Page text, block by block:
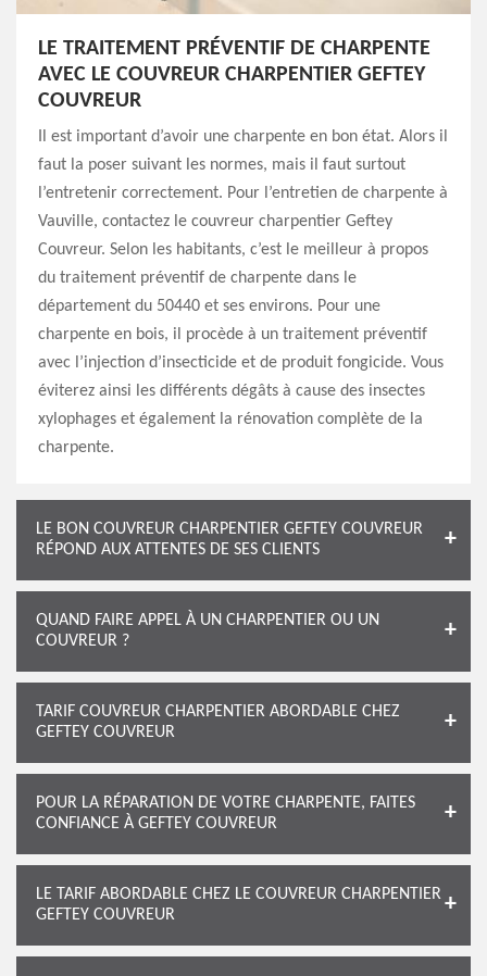
LE TRAITEMENT PRÉVENTIF DE CHARPENTE
AVEC LE COUVREUR CHARPENTIER GEFTEY
COUVREUR
Il est important d’avoir une charpente en bon état. Alors il
faut la poser suivant les normes, mais il faut surtout
l’entretenir correctement. Pour l’entretien de charpente à
Vauville, contactez le couvreur charpentier Geftey
Couvreur. Selon les habitants, c’est le meilleur à propos
du traitement préventif de charpente dans le
département du 50440 et ses environs. Pour une
charpente en bois, il procède à un traitement préventif
avec l’injection d’insecticide et de produit fongicide. Vous
éviterez ainsi les différents dégâts à cause des insectes
xylophages et également la rénovation complète de la
charpente.
LE BON COUVREUR CHARPENTIER GEFTEY COUVREUR
RÉPOND AUX ATTENTES DE SES CLIENTS
QUAND FAIRE APPEL À UN CHARPENTIER OU UN
COUVREUR ?
TARIF COUVREUR CHARPENTIER ABORDABLE CHEZ
GEFTEY COUVREUR
POUR LA RÉPARATION DE VOTRE CHARPENTE, FAITES
CONFIANCE À GEFTEY COUVREUR
LE TARIF ABORDABLE CHEZ LE COUVREUR CHARPENTIER
GEFTEY COUVREUR